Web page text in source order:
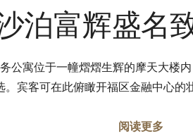
泊富辉盛名
公寓位于一幢熠熠生辉的摩天大楼
。宾客可在此俯瞰开福区金融中心的
阅读更多